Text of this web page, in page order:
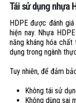
Tái sử dụng nhựa
HDPE được đánh
hiện nay. Nhựa
năng kháng hóa
dụng trong ngành
Tuy nhiên, để đảm
Không tái sử
Không dùng sai